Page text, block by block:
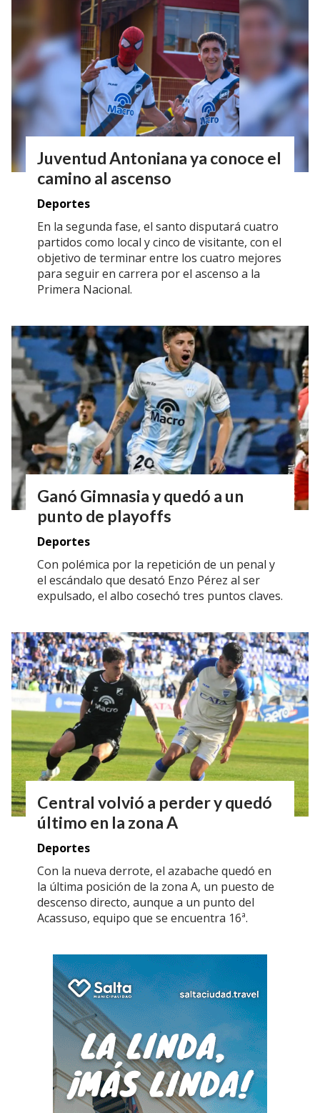
Juventud Antoniana ya conoce el
camino al ascenso
Deportes
En la segunda fase, el santo disputará cuatro
partidos como local y cinco de visitante, con el
objetivo de terminar entre los cuatro mejores
para seguir en carrera por el ascenso a la
Primera Nacional.
Ganó Gimnasia y quedó a un
punto de playoffs
Deportes
Con polémica por la repetición de un penal y
el escándalo que desató Enzo Pérez al ser
expulsado, el albo cosechó tres puntos claves.
Central volvió a perder y quedó
último en la zona A
Deportes
Con la nueva derrote, el azabache quedó en
la última posición de la zona A, un puesto de
descenso directo, aunque a un punto del
Acassuso, equipo que se encuentra 16ª.